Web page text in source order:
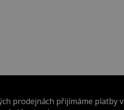
prodejnách přijímáme platby v